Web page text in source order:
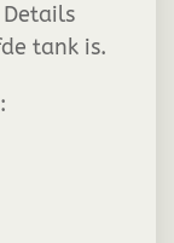
tank is.